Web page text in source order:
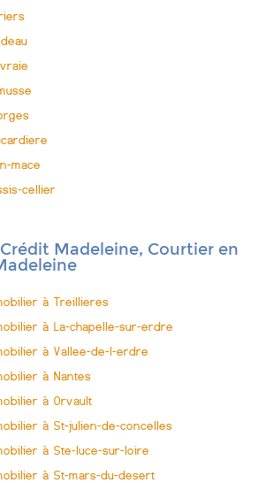
mace
cellier
Madeleine, Courtier en
à Treillieres
à La-chapelle-sur-erdre
à Vallee-de-l-erdre
à Nantes
à Orvault
à St-julien-de-concelles
à Ste-luce-sur-loire
à St-mars-du-desert